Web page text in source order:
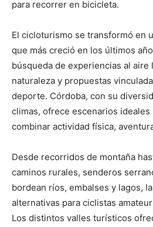
para recorrer en bicicleta.
El cicloturismo se transformó en
que más creció en los últimos
búsqueda de experiencias al
naturaleza y propuestas
deporte. Córdoba, con su
climas, ofrece escenarios ideales
combinar actividad física,
Desde recorridos de montaña
caminos rurales, senderos
bordean ríos, embalses y lagos,
alternativas para ciclistas
Los distintos valles turísticos